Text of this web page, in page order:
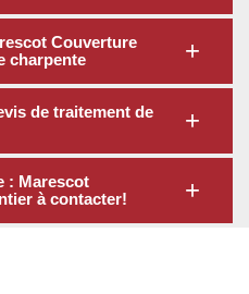
Couverture
charpente
de traitement de
: Marescot
à contacter!